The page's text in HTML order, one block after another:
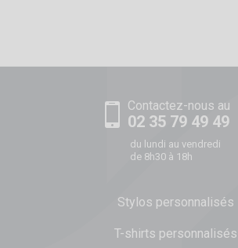
Contactez-nous au
02 35 79 49 49
du lundi au vendredi
de 8h30 à 18h
Stylos personnalisés
T-shirts personnalisés